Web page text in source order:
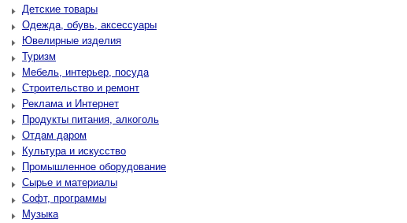
Детские товары
Одежда, обувь, аксессуары
Ювелирные изделия
Туризм
Мебель, интерьер, посуда
Строительство и ремонт
Реклама и Интернет
Продукты питания, алкоголь
Отдам даром
Культура и искусство
Промышленное оборудование
Сырье и материалы
Софт, программы
Музыка